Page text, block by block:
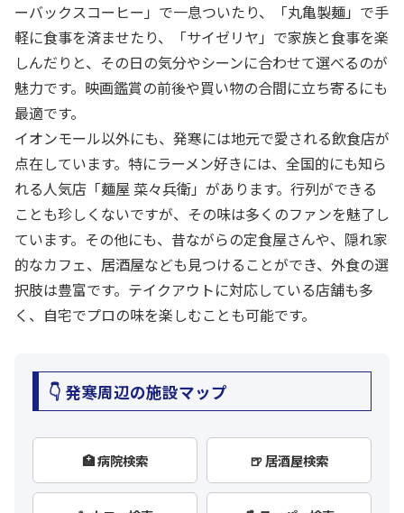
ーバックスコーヒー」で一息ついたり、「丸亀製麺」で手
軽に食事を済ませたり、「サイゼリヤ」で家族と食事を楽
しんだりと、その日の気分やシーンに合わせて選べるのが
魅力です。映画鑑賞の前後や買い物の合間に立ち寄るにも
最適です。
イオンモール以外にも、発寒には地元で愛される飲食店が
点在しています。特にラーメン好きには、全国的にも知ら
れる人気店「麺屋 菜々兵衛」があります。行列ができる
ことも珍しくないですが、その味は多くのファンを魅了し
ています。その他にも、昔ながらの定食屋さんや、隠れ家
的なカフェ、居酒屋なども見つけることができ、外食の選
択肢は豊富です。テイクアウトに対応している店舗も多
く、自宅でプロの味を楽しむことも可能です。
👇 発寒周辺の施設マップ
🏥 病院検索 🍺 居酒屋検索